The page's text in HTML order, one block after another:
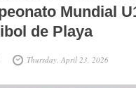
Mundial
de Playa
Thursday, April 23, 2026